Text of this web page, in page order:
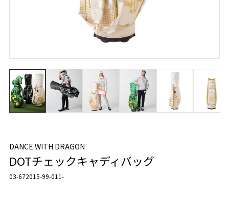
DANCE WITH DRAGON
DOTチェックキャディバッグ
03-672015-99-011-